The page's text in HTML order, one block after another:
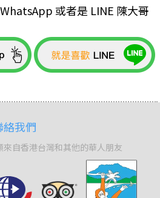
或者是 LINE 陳大哥
絡我們
自香港台灣和其他的華人朋友